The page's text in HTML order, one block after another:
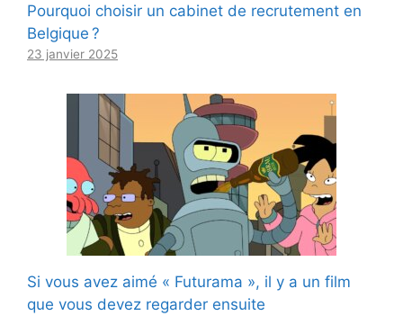
Pourquoi choisir un cabinet de recrutement en
Belgique ?
23 janvier 2025
Si vous avez aimé « Futurama », il y a un film
que vous devez regarder ensuite